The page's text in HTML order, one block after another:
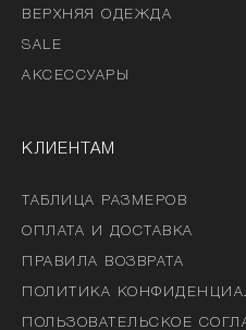
ВЕРХНЯЯ ОДЕЖДА
SALE
АКСЕССУАРЫ
КЛИЕНТАМ
ТАБЛИЦА РАЗМЕРОВ
ОПЛАТА И ДОСТАВКА
ПРАВИЛА ВОЗВРАТА
ПОЛИТИКА
ПОЛЬЗОВАТЕЛЬСКОЕ